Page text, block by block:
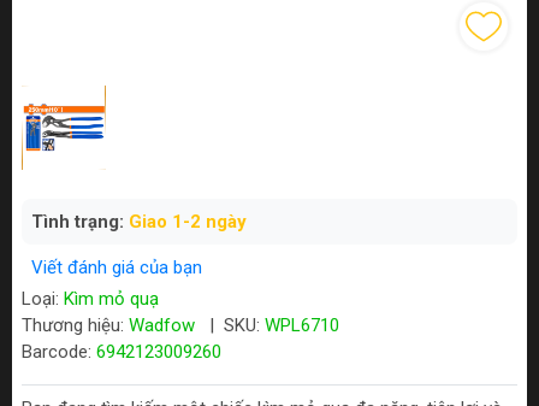
Tình trạng: Giao 1-2 ngày
Viết đánh giá của bạn
Loại: Kìm mỏ quạ
Thương hiệu: Wadfow SKU: WPL6710
Barcode: 6942123009260